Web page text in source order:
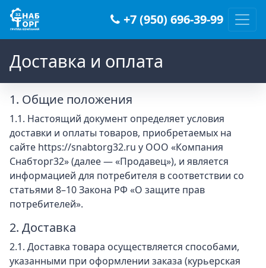
Main Navigation +7 (950) 696-39-99
Доставка и оплата
1. Общие положения
1.1. Настоящий документ определяет условия
доставки и оплаты товаров, приобретаемых на
сайте https://snabtorg32.ru у ООО «Компания
Снабторг32» (далее — «Продавец»), и является
информацией для потребителя в соответствии со
статьями 8–10 Закона РФ «О защите прав
потребителей».
2. Доставка
2.1. Доставка товара осуществляется способами,
указанными при оформлении заказа (курьерская